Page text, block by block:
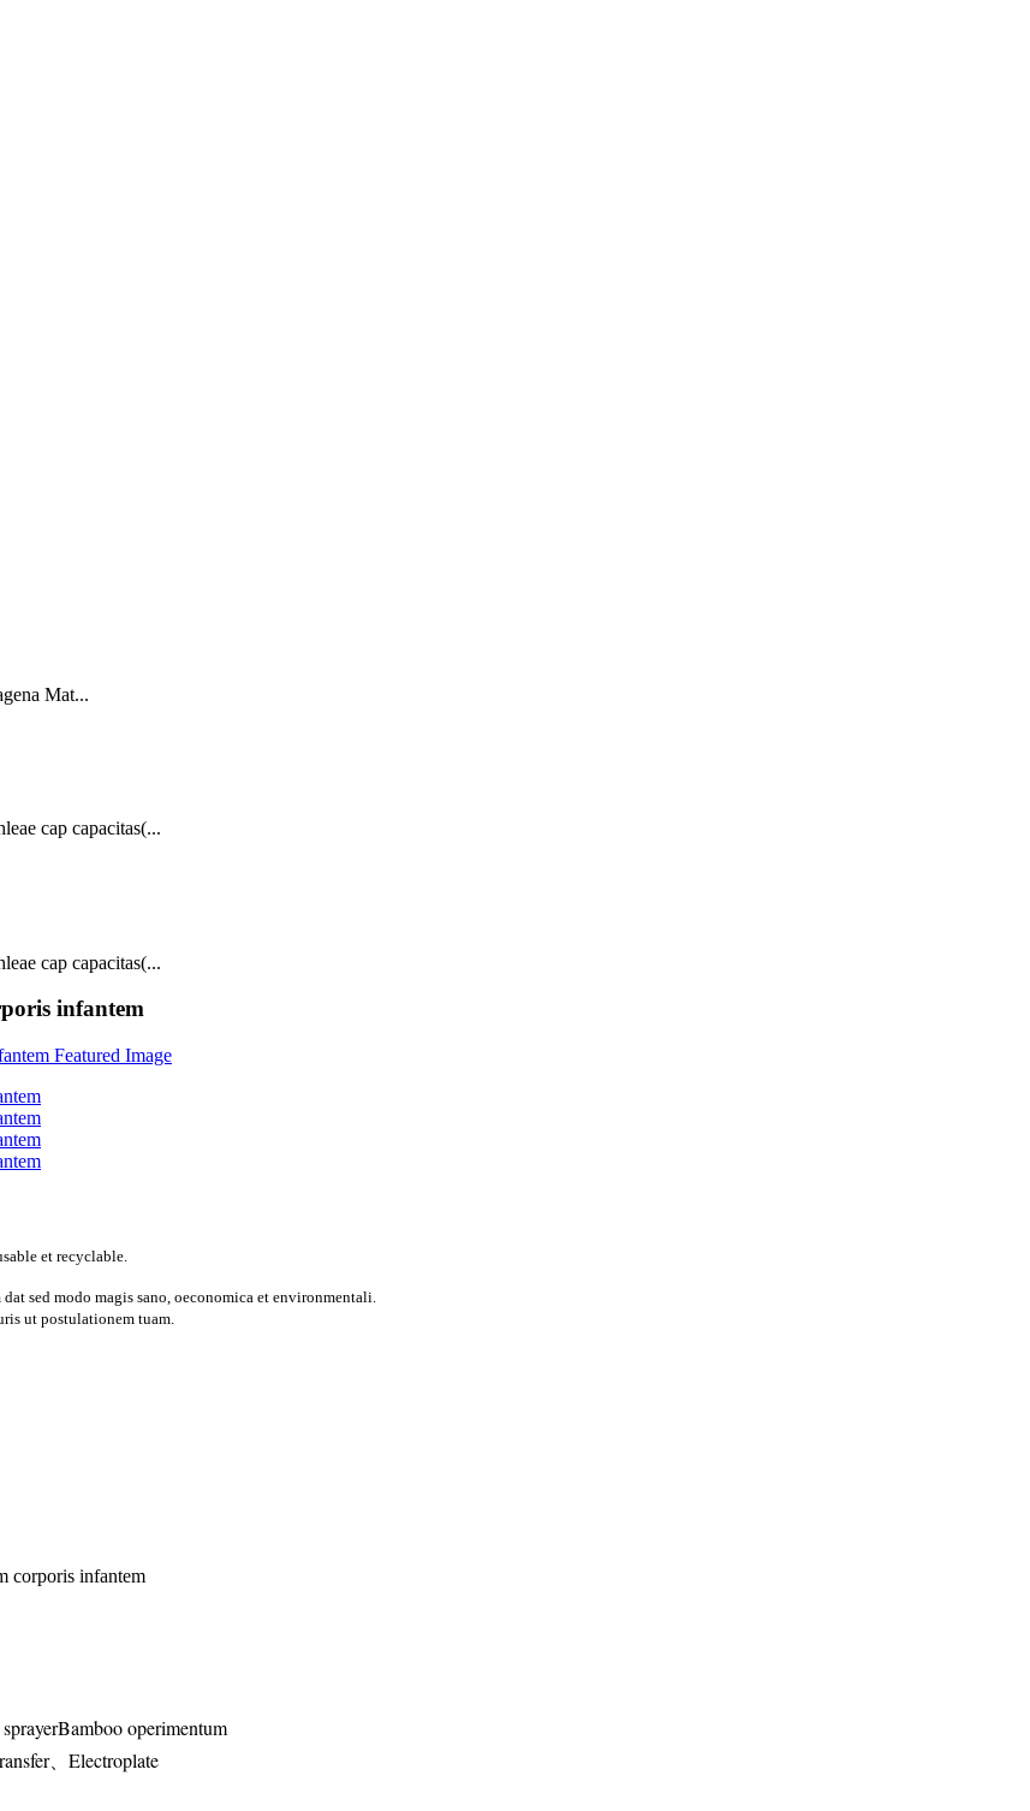
Mat...
cap capacitas(...
cap capacitas(...
infantem
et recyclable.
sed modo magis sano, oeconomica et environmentali.
ut postulationem tuam.
corporis infantem
operimentum
、Electroplate